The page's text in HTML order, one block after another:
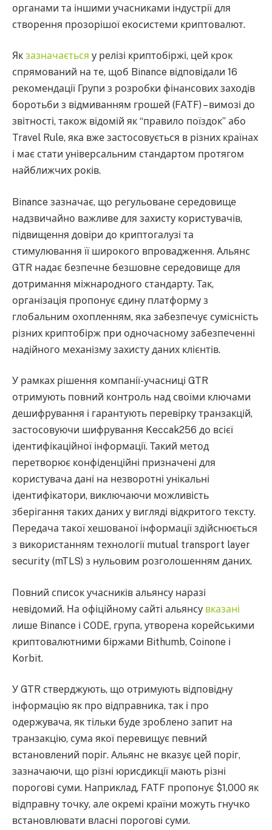
органами та іншими учасниками індустрії для
створення прозорішої екосистеми криптовалют.
Як зазначається у релізі криптобіржі, цей крок
спрямований на те, щоб Binance відповідали 16
рекомендації Групи з розробки фінансових заходів
боротьби з відмиванням грошей (FATF) – вимозі до
звітності, також відомій як “правило поїздок” або
Travel Rule, яка вже застосовується в різних країнах
і має стати універсальним стандартом протягом
найближчих років.
Binance зазначає, що регульоване середовище
надзвичайно важливе для захисту користувачів,
підвищення довіри до криптогалузі та
стимулювання її широкого впровадження. Альянс
GTR надає безпечне безшовне середовище для
дотримання міжнародного стандарту. Так,
організація пропонує єдину платформу з
глобальним охопленням, яка забезпечує сумісність
різних криптобірж при одночасному забезпеченні
надійного механізму захисту даних клієнтів.
У рамках рішення компанії-учасниці GTR
отримують повний контроль над своїми ключами
дешифрування і гарантують перевірку транзакцій,
застосовуючи шифрування Keccak256 до всієї
ідентифікаційної інформації. Такий метод
перетворює конфіденційні призначені для
користувача дані на незворотні унікальні
ідентифікатори, виключаючи можливість
зберігання таких даних у вигляді відкритого тексту.
Передача такої хешованої інформації здійснюється
з використанням технології mutual transport layer
security (mTLS) з нульовим розголошенням даних.
Повний список учасників альянсу наразі
невідомий. На офіційному сайті альянсу вказані
лише Binance і CODE, група, утворена корейськими
криптовалютними біржами Bithumb, Coinone і
Korbit.
У GTR стверджують, що отримують відповідну
інформацію як про відправника, так і про
одержувача, як тільки буде зроблено запит на
транзакцію, сума якої перевищує певний
встановлений поріг. Альянс не вказує цей поріг,
зазначаючи, що різні юрисдикції мають різні
порогові суми. Наприклад, FATF пропонує $1,000 як
відправну точку, але окремі країни можуть гнучко
встановлювати власні порогові суми.